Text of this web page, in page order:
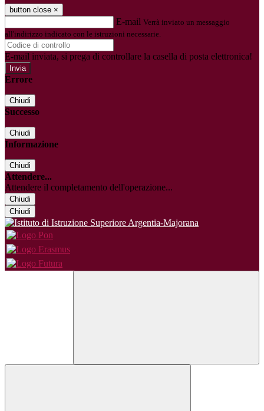
button close ×
E-mail Verrà inviato un messaggio
all'indirizzo indicato con le istruzioni necessarie.
E-mail inviata, si prega di controllare la casella di posta elettronica!
Errore
Chiudi
Successo
Chiudi
Informazione
Chiudi
Attendere...
Attendere il completamento dell'operazione...
Chiudi
Chiudi